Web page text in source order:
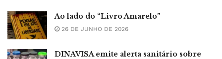
Ao lado do “Livro Amarelo”
26 DE JUNHO DE 2026
DINAVISA emite alerta sanitário sobre